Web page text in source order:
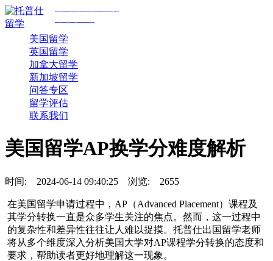
美国留学
英国留学
加拿大留学
新加坡留学
问答专区
留学评估
联系我们
美国留学AP换学分难度解析
时间: 2024-06-14 09:40:25 浏览: 2655
在美国留学申请过程中，AP（Advanced Placement）课程及
其学分转换一直是众多学生关注的焦点。然而，这一过程中
的复杂性和差异性往往让人难以捉摸。托普仕出国留学老师
将从多个维度深入分析美国大学对AP课程学分转换的态度和
要求，帮助读者更好地理解这一现象。